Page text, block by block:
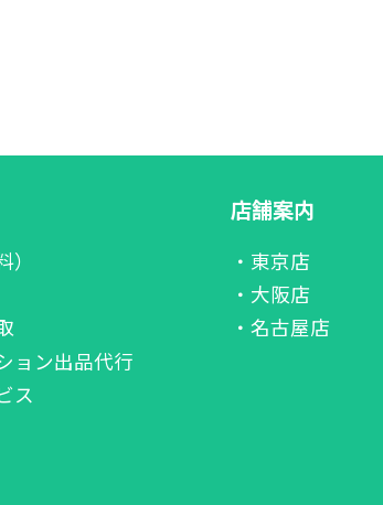
ョン出品代行
ス
店舗案内
・東京店
・大阪店
・名古屋店